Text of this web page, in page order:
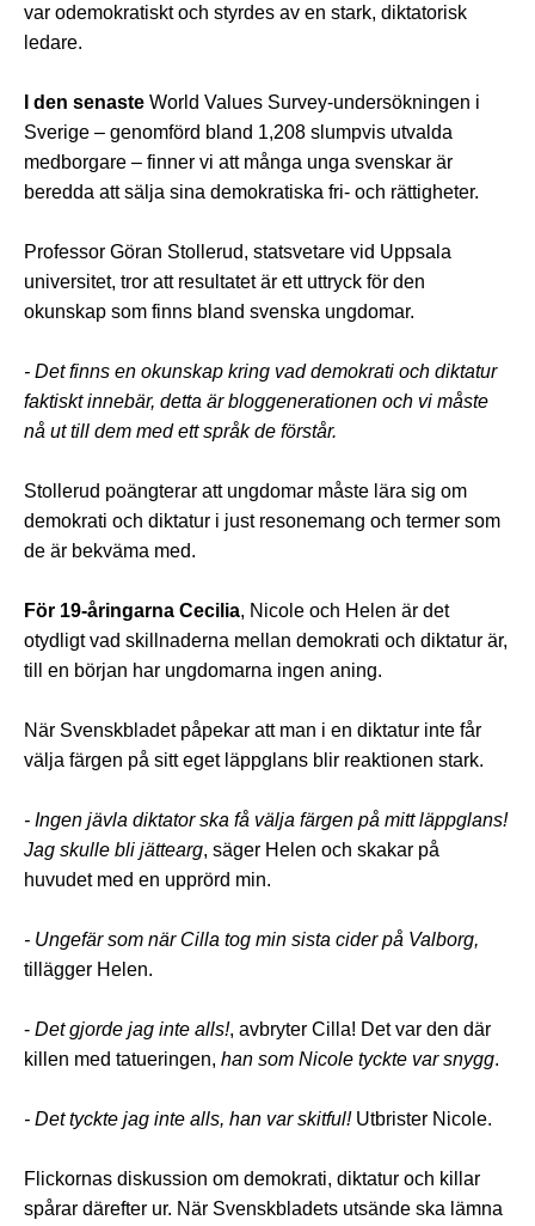
var odemokratiskt och styrdes av en stark, diktatorisk
ledare.
I den senaste World Values Survey-undersökningen i
Sverige – genomförd bland 1,208 slumpvis utvalda
medborgare – finner vi att många unga svenskar är
beredda att sälja sina demokratiska fri- och rättigheter.
Professor Göran Stollerud, statsvetare vid Uppsala
universitet, tror att resultatet är ett uttryck för den
okunskap som finns bland svenska ungdomar.
- Det finns en okunskap kring vad demokrati och diktatur
faktiskt innebär, detta är bloggenerationen och vi måste
nå ut till dem med ett språk de förstår.
Stollerud poängterar att ungdomar måste lära sig om
demokrati och diktatur i just resonemang och termer som
de är bekväma med.
För 19-åringarna Cecilia, Nicole och Helen är det
otydligt vad skillnaderna mellan demokrati och diktatur är,
till en början har ungdomarna ingen aning.
När Svenskbladet påpekar att man i en diktatur inte får
välja färgen på sitt eget läppglans blir reaktionen stark.
- Ingen jävla diktator ska få välja färgen på mitt läppglans!
Jag skulle bli jättearg, säger Helen och skakar på
huvudet med en upprörd min.
- Ungefär som när Cilla tog min sista cider på Valborg,
tillägger Helen.
- Det gjorde jag inte alls!, avbryter Cilla! Det var den där
killen med tatueringen, han som Nicole tyckte var snygg.
- Det tyckte jag inte alls, han var skitful! Utbrister Nicole.
Flickornas diskussion om demokrati, diktatur och killar
spårar därefter ur. När Svenskbladets utsände ska lämna